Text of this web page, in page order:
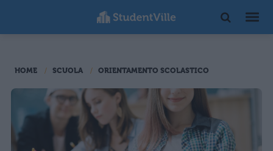
HOME SCUOLA ORIENTAMENTO SCOLASTICO